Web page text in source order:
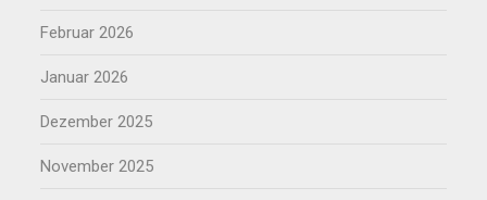
Februar 2026
Januar 2026
Dezember 2025
November 2025